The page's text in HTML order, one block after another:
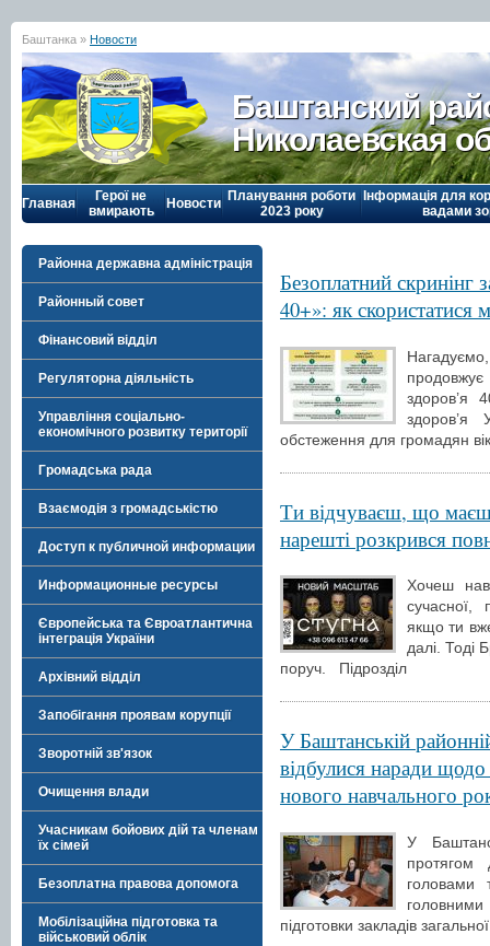
Баштанка » Новости
Баштанский
Николаевская
Главная
Герої не
вмирають
Новости Планування роботи
2023 року
Інформація для
вадами
Районна державна адміністрація
Районный совет
Фінансовий відділ
Регуляторна діяльність
Управління соціально-
економічного розвитку території
Громадська рада
Взаємодія з громадськістю
Доступ к публичной информации
Информационные ресурсы
Європейська та Євроатлантична
інтеграція України
Архівний відділ
Запобігання проявам корупції
Зворотній зв'язок
Очищення влади
Учасникам бойових дій та членам
їх сімей
Безоплатна правова допомога
Мобілізаційна підготовка та
військовий облік
Безоплатний скринінг
40+»: як скористатися
здоров’я
здоров’я
обстеження для громадян
Ти відчуваєш, що
нарешті розкрився
Хочеш
сучасної,
якщо ти
далі. Тоді
поруч. Підрозділ
У Баштанській
відбулися наради щодо
нового навчального
У
протягом
головами
підготовки закладів